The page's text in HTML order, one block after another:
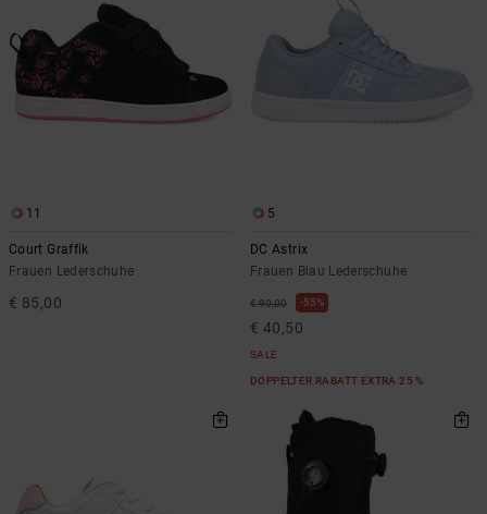
11
Court Graffik
Frauen Lederschuhe
€ 85,00
5
DC Astrix
Frauen Blau Lederschuhe
€ 90,00 55%
€ 40,50
SALE
DOPPELTER RABATT EXTRA 25 %